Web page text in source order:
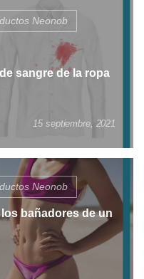
Neonob
sangre de la ropa
15 septiembre, 2021
Neonob
bañadores de un